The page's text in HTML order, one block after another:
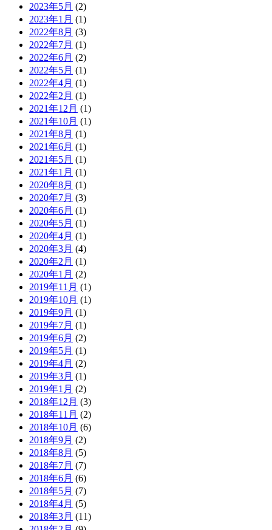
2023年5月 (2)
2023年1月 (1)
2022年8月 (3)
2022年7月 (1)
2022年6月 (2)
2022年5月 (1)
2022年4月 (1)
2022年2月 (1)
2021年12月 (1)
2021年10月 (1)
2021年8月 (1)
2021年6月 (1)
2021年5月 (1)
2021年1月 (1)
2020年8月 (1)
2020年7月 (3)
2020年6月 (1)
2020年5月 (1)
2020年4月 (1)
2020年3月 (4)
2020年2月 (1)
2020年1月 (2)
2019年11月 (1)
2019年10月 (1)
2019年9月 (1)
2019年7月 (1)
2019年6月 (2)
2019年5月 (1)
2019年4月 (2)
2019年3月 (1)
2019年1月 (2)
2018年12月 (3)
2018年11月 (2)
2018年10月 (6)
2018年9月 (2)
2018年8月 (5)
2018年7月 (7)
2018年6月 (6)
2018年5月 (7)
2018年4月 (5)
2018年3月 (11)